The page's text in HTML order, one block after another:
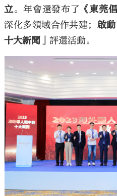
立。年會還發布了 《東莞
深化多領域合作共建； 啟
十大新聞」評選活動。